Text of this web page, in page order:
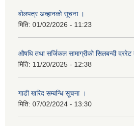
बोलपत्र अव्हानको सूचना ।
मिति: 01/02/2026 - 11:23
औषधि तथा सर्जिकल सामाग्रीको सिलबन्दी दररेट
मिति: 11/20/2025 - 12:38
गाडी खरिद सम्बन्धि सूचना ।
मिति: 07/02/2024 - 13:30